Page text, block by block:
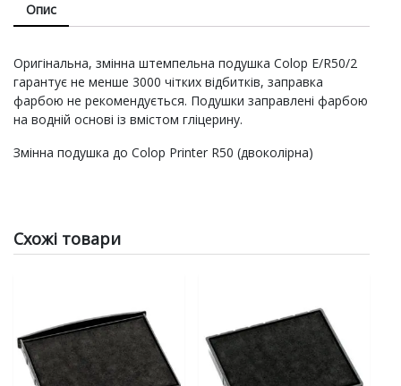
Опис
Оригінальна, змінна штемпельна подушка Colop E/R50/2
гарантує не менше 3000 чітких відбитків, заправка
фарбою не рекомендується. Подушки заправлені фарбою
на водній основі із вмістом гліцерину.
Змінна подушка до Colop Printer R50 (двоколірна)
Схожі товари